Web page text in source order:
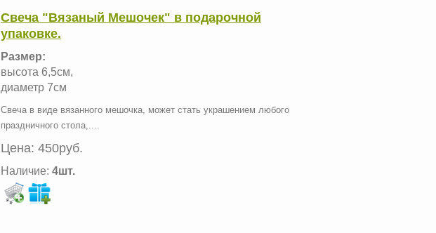
Свеча "Вязаный Мешочек" в подарочной
упаковке.
Размер:
высота 6,5см,
диаметр 7см
Свеча в виде вязанного мешочка, может стать украшением любого
праздничного стола,....
Цена: 450руб.
Наличие: 4шт.